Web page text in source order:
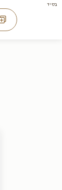
בס"ד